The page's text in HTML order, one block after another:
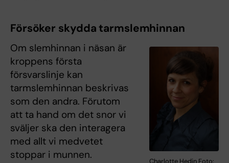
Försöker skydda tarmslemhinnan
Charlotte Hedin Foto:
Om slemhinnan i näsan är
kroppens första
försvarslinje kan
tarmslemhinnan beskrivas
som den andra. Förutom
att ta hand om det snor vi
sväljer ska den interagera
med allt vi medvetet
stoppar i munnen.